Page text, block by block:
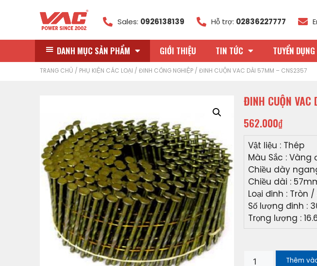
Sales: 0926138139 Hỗ trợ: 02836227777
DANH MỤC SẢN PHẨM GIỚI THIỆU TIN TỨC TUYỂN DỤNG
TRANG CHỦ / PHỤ KIỆN CÁC LOẠI / ĐINH CÔNG NGHIỆP / ĐINH CUỘN VAC DÀI 57MM – CNS2357
ĐINH CUỘN
562.000₫
Vật liệu : Thép
Màu Sắc : Vàng
Chiều dày
Chiều dài :
Loại đinh : Tròn /
Số lượng đinh :
Trọng lượng :
Thêm